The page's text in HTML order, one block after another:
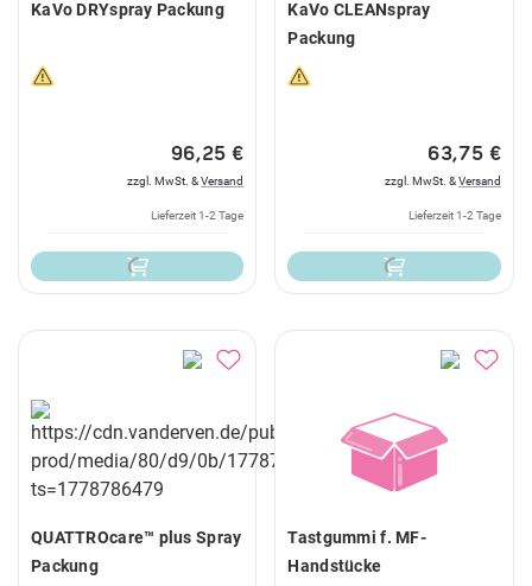
KaVo DRYspray Packung
96,25 €
zzgl. MwSt. &Versand
Lieferzeit 1-2 Tage
KaVo CLEANspray
Packung
63,75 €
zzgl. MwSt. &Versand
Lieferzeit 1-2 Tage
QUATTROcare™ plus Spray
Packung
Tastgummi f. MF-
Handstücke